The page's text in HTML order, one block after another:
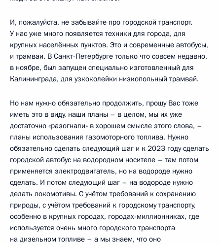
И, пожалуйста, не забывайте про городской транспорт.
У нас уже много появляется техники для города, для
крупных населённых пунктов. Это и современные автобусы,
и трамваи. В Санкт-Петербурге только что совсем недавно,
в ноябре, был запущен специально изготовленный для
Калининграда, для узкоколейки низкопольный трамвай.
Но нам нужно обязательно продолжить, прошу Вас тоже
иметь это в виду, наши планы – в целом, мы их уже
достаточно «разогнали» в хорошем смысле этого слова, –
планы использования газомоторного топлива. Нужно
обязательно сделать следующий шаг и к 2023 году сделать
городской автобус на водородном носителе – там потом
применяется электродвигатель, но на водороде нужно
сделать. И потом следующий шаг – на водороде нужно
делать локомотивы. С учётом требований к сохранению
природы, с учётом требований к городскому транспорту,
особенно в крупных городах, городах-миллионниках, где
используется очень много городского транспорта
на дизельном топливе – а мы знаем, что оно